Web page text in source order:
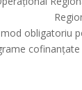
obligatoriu